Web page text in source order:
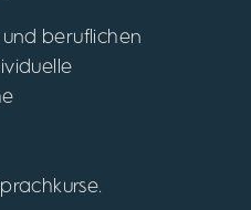
beruflichen